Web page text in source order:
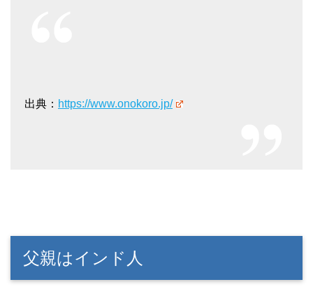
出典： https://www.onokoro.jp/
父親はインド人